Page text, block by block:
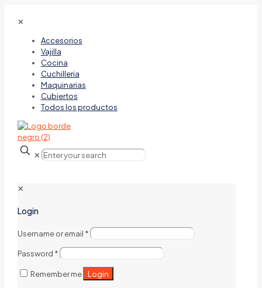
✕
Accesorios
Vajilla
Cocina
Cuchilleria
Maquinarias
Cubiertos
Todos los productos
✕
✕
Login
Username or email *
Password *
Remember me Login